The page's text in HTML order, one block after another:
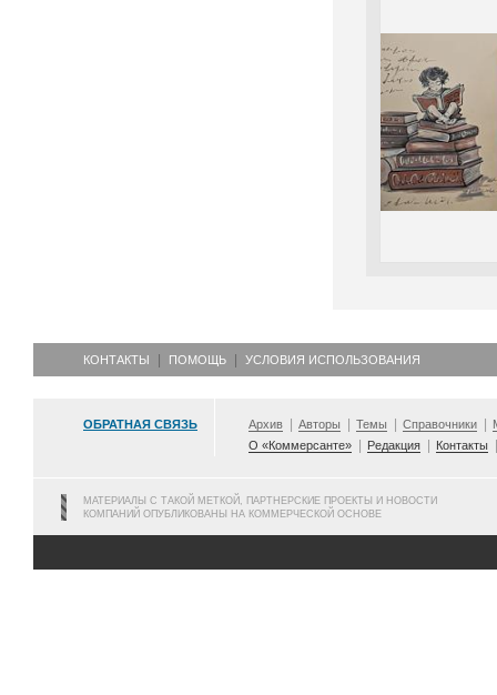
КОНТАКТЫ ПОМОЩЬ УСЛОВИЯ ИСПОЛЬЗОВАНИЯ
ОБРАТНАЯ СВЯЗЬ Архив Авторы Темы Справочники
О «Коммерсанте»
Редакция Контакты
МАТЕРИАЛЫ С ТАКОЙ МЕТКОЙ, ПАРТНЕРСКИЕ ПРОЕКТЫ И НОВОСТИ
КОМПАНИЙ ОПУБЛИКОВАНЫ НА КОММЕРЧЕСКОЙ ОСНОВЕ